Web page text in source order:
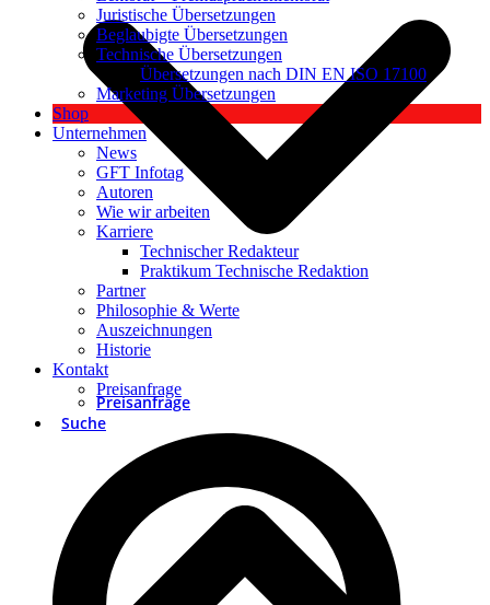
Preisanfrage
Suche
Juristische Übersetzungen
Beglaubigte Übersetzungen
Technische Übersetzungen
Übersetzungen nach DIN EN ISO 17100
Marketing Übersetzungen
Shop
Unternehmen
News
GFT Infotag
Autoren
Wie wir arbeiten
Karriere
Technischer Redakteur
Praktikum Technische Redaktion
Partner
Philosophie & Werte
Auszeichnungen
Historie
Kontakt
Preisanfrage